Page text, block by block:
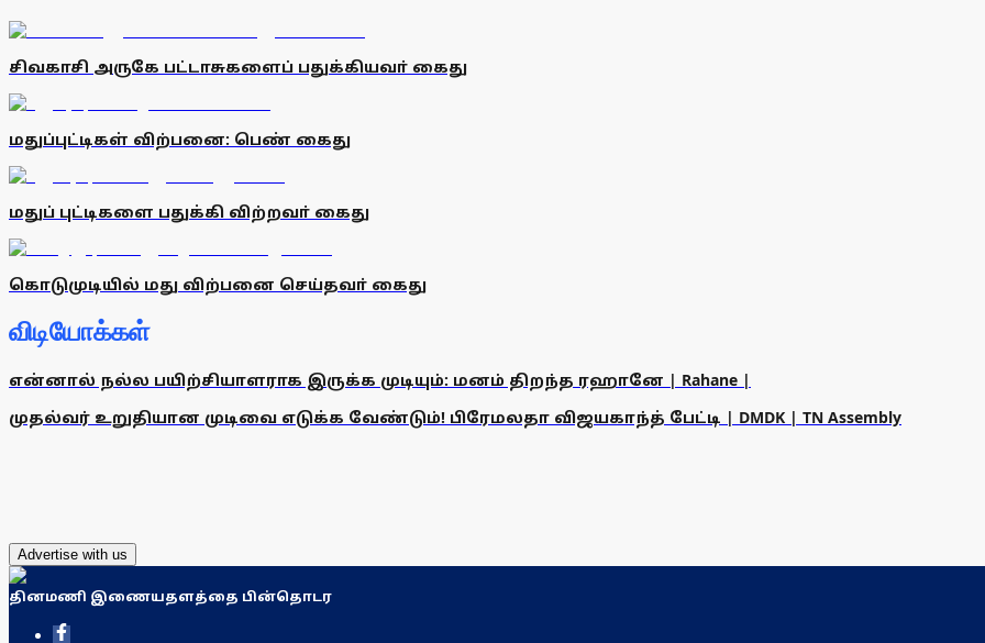
சிவகாசி அருகே பட்டாசுகளைப் பதுக்கியவா் கைது
மதுப்புட்டிகள் விற்பனை: பெண் கைது
மதுப் புட்டிகளை பதுக்கி விற்றவா் கைது
கொடுமுடியில் மது விற்பனை செய்தவா் கைது
விடியோக்கள்
என்னால் நல்ல பயிற்சியாளராக இருக்க முடியும்: மனம் திறந்த ரஹானே | Rahane |
முதல்வர் உறுதியான முடிவை எடுக்க வேண்டும்! பிரேமலதா விஜயகாந்த் பேட்டி | DMDK | TN Assembly
Advertise with us
தினமணி இணையதளத்தை பின்தொடர